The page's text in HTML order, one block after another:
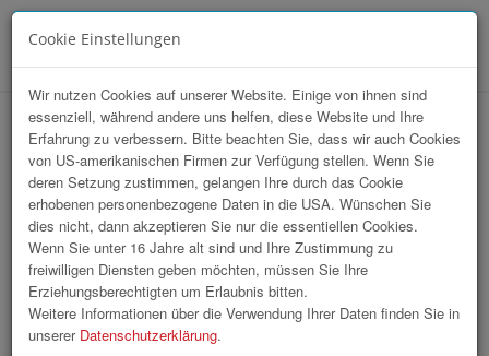
Sommerfrische Wien
Cookie Einstellungen
Wir nutzen Cookies auf unserer Website. Einige von ihnen sind
essenziell, während andere uns helfen, diese Website und Ihre
Erfahrung zu verbessern. Bitte beachten Sie, dass wir auch Cookies
von US-amerikanischen Firmen zur Verfügung stellen. Wenn Sie
deren Setzung zustimmen, gelangen Ihre durch das Cookie
erhobenen personenbezogene Daten in die USA. Wünschen Sie
dies nicht, dann akzeptieren Sie nur die essentiellen Cookies.
Wenn Sie unter 16 Jahre alt sind und Ihre Zustimmung zu
freiwilligen Diensten geben möchten, müssen Sie Ihre
Erziehungsberechtigten um Erlaubnis bitten.
Weitere Informationen über die Verwendung Ihrer Daten finden Sie in
unserer Datenschutzerklärung.